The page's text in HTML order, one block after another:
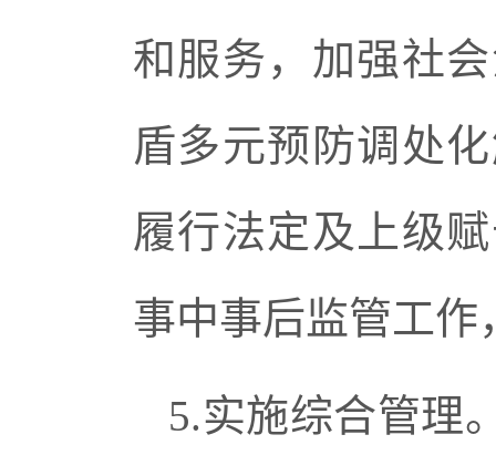
和服务，加强社
盾多元预防调处
履行法定及上级
事中事后监管工
5.实施综合管理